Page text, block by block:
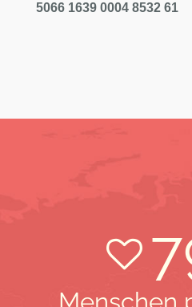
5066 1639 0004 8532 61